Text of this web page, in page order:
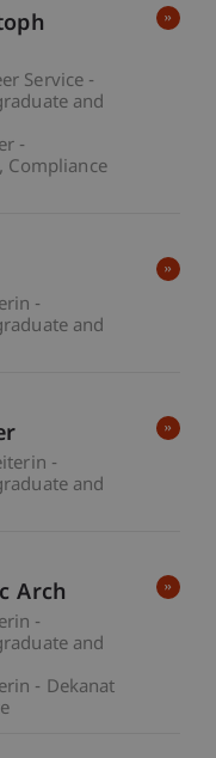
Service -
and
-
Compliance
-
and
-
and
Arch
-
and
- Dekanat